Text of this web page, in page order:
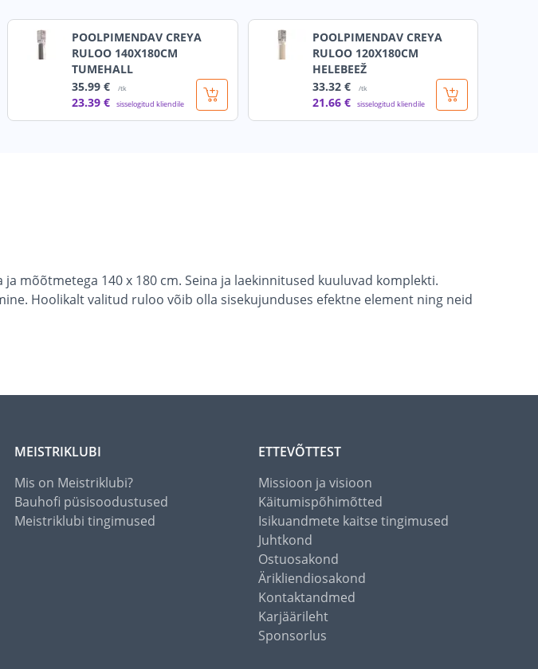
POOLPIMENDAV CREYA
RULOO 140X180CM
TUMEHALL
35.99 € /tk
23.39 € sisselogitud kliendile
POOLPIMENDAV CREYA
RULOO 120X180CM
HELEBEEŽ
33.32 € /tk
21.66 € sisselogitud kliendile
mõõtmetega 140 x 180 cm. Seina ja laekinnitused kuuluvad komplekti.
Hoolikalt valitud ruloo võib olla sisekujunduses efektne element ning neid
MEISTRIKLUBI
Mis on Meistriklubi?
Bauhofi püsisoodustused
Meistriklubi tingimused
ETTEVÕTTEST
Missioon ja visioon
Käitumispõhimõtted
Isikuandmete kaitse tingimused
Juhtkond
Ostuosakond
Ärikliendiosakond
Kontaktandmed
Karjäärileht
Sponsorlus